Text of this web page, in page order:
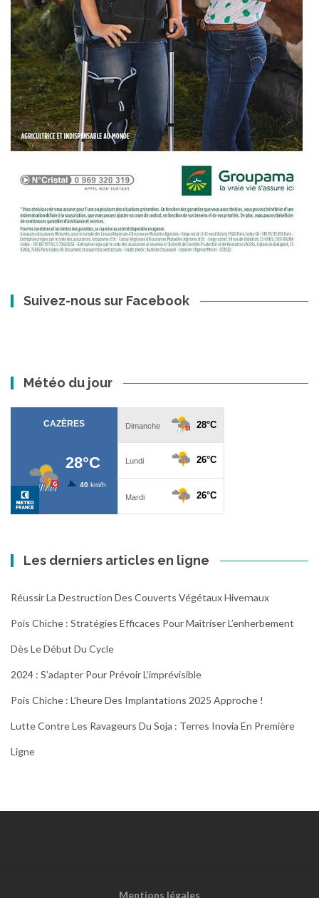
Suivez-nous sur Facebook
Météo du jour
Les derniers articles en ligne
Réussir La Destruction Des Couverts Végétaux Hivernaux
Pois Chiche : Stratégies Efficaces Pour Maîtriser L’enherbement
Dès Le Début Du Cycle
2024 : S’adapter Pour Prévoir L’imprévisible
Pois Chiche : L’heure Des Implantations 2025 Approche !
Lutte Contre Les Ravageurs Du Soja : Terres Inovia En Première
Ligne
Mentions légales